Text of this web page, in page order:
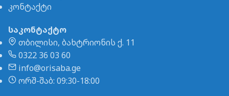
კონტაქტი
საკონტაქტო
თბილისი, ბახტრიონის ქ. 11
0322 36 03 60
info@orisaba.ge
ორშ-შაბ: 09:30-18:00